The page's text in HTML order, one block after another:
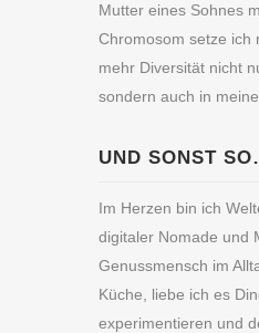
Mutter eines Sohnes
Chromosom setze ich
mehr Diversität nicht
sondern auch in
UND SONST
Im Herzen bin ich
digitaler Nomade und
Genussmensch im
Küche, liebe ich es
experimentieren und